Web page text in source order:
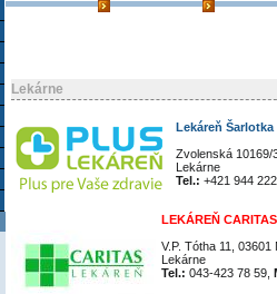
Lekárne
Lekáreň Šarlotka
Zvolenská 10169/
Lekárne
Tel.: +421 944
LEKÁREŇ CARITAS
V.P. Tótha 11, 03601
Lekárne
Tel.: 043-423 78 59,